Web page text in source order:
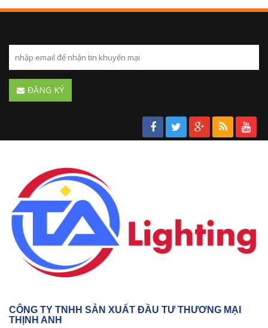
ĐĂNG KÝ
CÔNG TY TNHH SẢN XUẤT ĐẦU TƯ THƯƠNG MẠI
THỊNH ANH